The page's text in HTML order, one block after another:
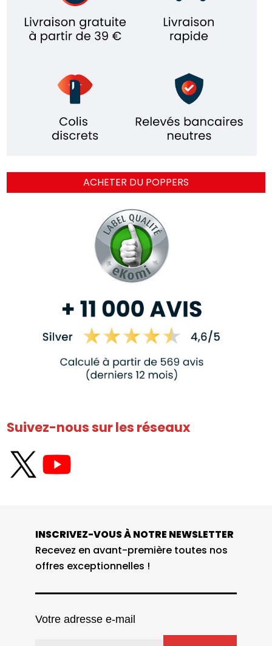
ACHETER DU POPPERS
Suivez-nous sur les réseaux
INSCRIVEZ-VOUS À NOTRE NEWSLETTER
Recevez en avant-première toutes nos
offres exceptionnelles !
Votre adresse e-mail